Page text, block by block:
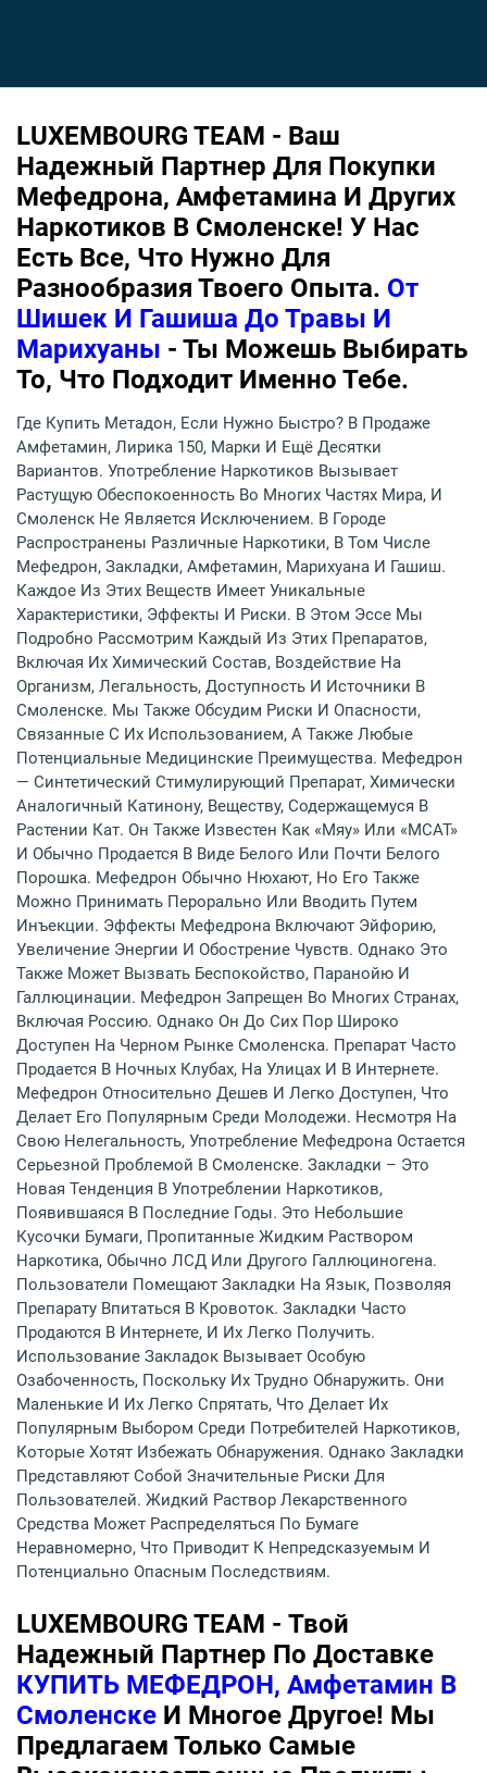
LUXEMBOURG TEAM - Ваш
Надежный Партнер Для Покупки
Мефедрона, Амфетамина И Других
Наркотиков В Смоленске! У Нас
Есть Все, Что Нужно Для
Разнообразия Твоего Опыта. От
Шишек И Гашиша До Травы И
Марихуаны - Ты Можешь Выбирать
То, Что Подходит Именно Тебе.
Где Купить Метадон, Если Нужно Быстро? В Продаже
Амфетамин, Лирика 150, Марки И Ещё Десятки
Вариантов. Употребление Наркотиков Вызывает
Растущую Обеспокоенность Во Многих Частях Мира, И
Смоленск Не Является Исключением. В Городе
Распространены Различные Наркотики, В Том Числе
Мефедрон, Закладки, Амфетамин, Марихуана И Гашиш.
Каждое Из Этих Веществ Имеет Уникальные
Характеристики, Эффекты И Риски. В Этом Эссе Мы
Подробно Рассмотрим Каждый Из Этих Препаратов,
Включая Их Химический Состав, Воздействие На
Организм, Легальность, Доступность И Источники В
Смоленске. Мы Также Обсудим Риски И Опасности,
Связанные С Их Использованием, А Также Любые
Потенциальные Медицинские Преимущества. Мефедрон
— Синтетический Стимулирующий Препарат, Химически
Аналогичный Катинону, Веществу, Содержащемуся В
Растении Кат. Он Также Известен Как «мяу» Или «MCAT»
И Обычно Продается В Виде Белого Или Почти Белого
Порошка. Мефедрон Обычно Нюхают, Но Его Также
Можно Принимать Перорально Или Вводить Путем
Инъекции. Эффекты Мефедрона Включают Эйфорию,
Увеличение Энергии И Обострение Чувств. Однако Это
Также Может Вызвать Беспокойство, Паранойю И
Галлюцинации. Мефедрон Запрещен Во Многих Странах,
Включая Россию. Однако Он До Сих Пор Широко
Доступен На Черном Рынке Смоленска. Препарат Часто
Продается В Ночных Клубах, На Улицах И В Интернете.
Мефедрон Относительно Дешев И Легко Доступен, Что
Делает Его Популярным Среди Молодежи. Несмотря На
Свою Нелегальность, Употребление Мефедрона Остается
Серьезной Проблемой В Смоленске. Закладки – Это
Новая Тенденция В Употреблении Наркотиков,
Появившаяся В Последние Годы. Это Небольшие
Кусочки Бумаги, Пропитанные Жидким Раствором
Наркотика, Обычно ЛСД Или Другого Галлюциногена.
Пользователи Помещают Закладки На Язык, Позволяя
Препарату Впитаться В Кровоток. Закладки Часто
Продаются В Интернете, И Их Легко Получить.
Использование Закладок Вызывает Особую
Озабоченность, Поскольку Их Трудно Обнаружить. Они
Маленькие И Их Легко Спрятать, Что Делает Их
Популярным Выбором Среди Потребителей Наркотиков,
Которые Хотят Избежать Обнаружения. Однако Закладки
Представляют Собой Значительные Риски Для
Пользователей. Жидкий Раствор Лекарственного
Средства Может Распределяться По Бумаге
Неравномерно, Что Приводит К Непредсказуемым И
Потенциально Опасным Последствиям.
LUXEMBOURG TEAM - Твой
Надежный Партнер По Доставке
КУПИТЬ МЕФЕДРОН, Амфетамин В
Смоленске И Многое Другое! Мы
Предлагаем Только Самые